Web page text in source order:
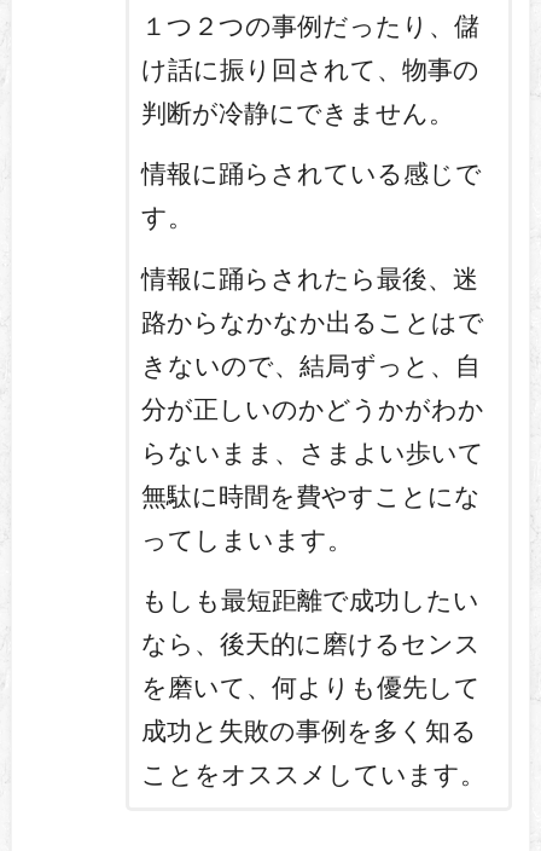
１つ２つの事例だったり、儲
け話に振り回されて、物事の
判断が冷静にできません。
情報に踊らされている感じで
す。
情報に踊らされたら最後、迷
路からなかなか出ることはで
きないので、結局ずっと、自
分が正しいのかどうかがわか
らないまま、さまよい歩いて
無駄に時間を費やすことにな
ってしまいます。
もしも最短距離で成功したい
なら、後天的に磨けるセンス
を磨いて、何よりも優先して
成功と失敗の事例を多く知る
ことをオススメしています。